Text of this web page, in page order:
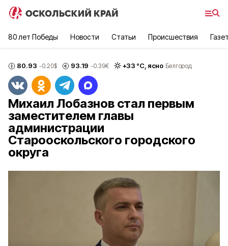
80 лет Победы Новости Статьи Происшествия
80.93 -0.20$ 93.19 -0.39€ +33 °С, ясно Белгород
Михаил Лобазнов стал первым
заместителем главы
администрации
Старооскольского городского
округа